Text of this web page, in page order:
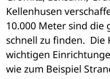
Kellenhusen
10.000 Meter sind die
schnell zu finden.
wichtigen
wie zum Beispiel